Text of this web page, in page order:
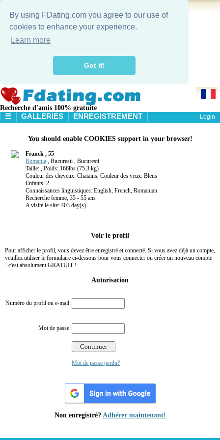
By using FDating.com you agree to our use of
cookies to enhance your experience.
Learn more
Got it!
Recherche d'amis 100% gratuite
☰
GALLERIES
RECHERCHE
GALLERIES ENREGISTREMENT Login
You should enable COOKIES support in your browser!
Franck , 55
Romania , Bucuresti , Bucuresti
Taille: , Poids: 166lbs (75.3 kg)
Couleur des cheveux: Chatains, Couleur des yeux: Bleus
Enfants: 2
Connaissances linguistiques: English, French, Romanian
Recherche femme, 35 - 55 ans
A visité le site: 403 day(s)
Voir le profil
Pour afficher le profil, vous devez être enregistré et connecté. Si vous avez déjà un compte,
veuillez utiliser le formulaire ci-dessous pour vous connecter ou créer un nouveau compte
- c'est absolument GRATUIT !
Autorisation
Numéro du profil ou e-mail:
Mot de passe:
Mot de passe perdu?
Non enregistré? Adhérer maintenant!